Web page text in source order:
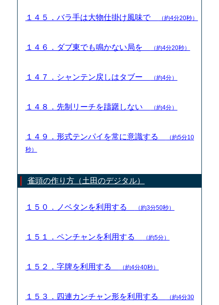
１４５．バラ手は大物仕掛け風味で （約4分20秒）
１４６．ダブ東でも鳴かない局を （約4分20秒）
１４７．シャンテン戻しはタブー （約4分）
１４８．先制リーチを躊躇しない （約4分）
１４９．形式テンパイを常に意識する
（約5分10
秒）
雀頭の作り方（土田のデジタル）
１５０．ノベタンを利用する （約3分50秒）
１５１．ペンチャンを利用する （約5分）
１５２．字牌を利用する （約4分40秒）
１５３．四連カンチャン形を利用する
（約4分30